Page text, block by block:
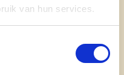
van hun services.
zus van wijlen